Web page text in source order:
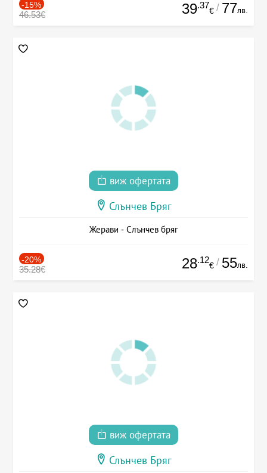
-15%
46.53€ 39.37
€ / 77лв.
виж офертата
Слънчев Бряг
Жерави - Слънчев бряг
-20%
35.28€ 28.12
€ / 55лв.
виж офертата
Слънчев Бряг